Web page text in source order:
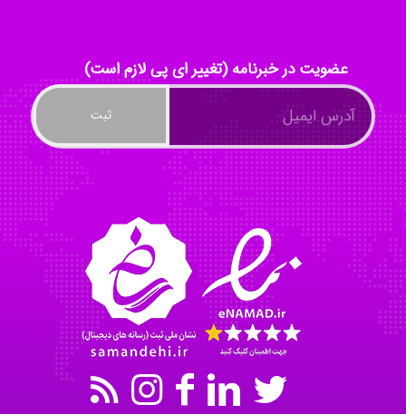
ayda habibnejad
Nazaninkarkon
Omid
Mehrab
عضویت در خبرنامه (تغییر ای پی لازم است)